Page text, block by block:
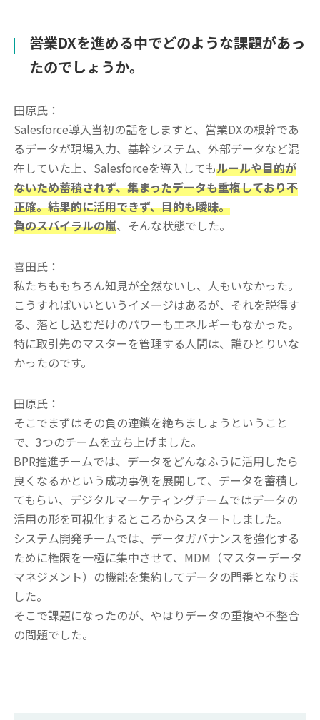
――営業DXを進める中でどのような課題があっ
たのでしょうか。
田原氏：
Salesforce導入当初の話をしますと、営業DXの根幹であ
るデータが現場入力、基幹システム、外部データなど混
在していた上、Salesforceを導入してもルールや目的が
ないため蓄積されず、集まったデータも重複しており不
正確。結果的に活用できず、目的も曖昧。
負のスパイラルの嵐、そんな状態でした。
喜田氏：
私たちももちろん知見が全然ないし、人もいなかった。
こうすればいいというイメージはあるが、それを説得す
る、落とし込むだけのパワーもエネルギーもなかった。
特に取引先のマスターを管理する人間は、誰ひとりいな
かったのです。
田原氏：
そこでまずはその負の連鎖を絶ちましょうということ
で、3つのチームを立ち上げました。
BPR推進チームでは、データをどんなふうに活用したら
良くなるかという成功事例を展開して、データを蓄積し
てもらい、デジタルマーケティングチームではデータの
活用の形を可視化するところからスタートしました。
システム開発チームでは、データガバナンスを強化する
ために権限を一極に集中させて、MDM（マスターデータ
マネジメント）の機能を集約してデータの門番となりま
した。
そこで課題になったのが、やはりデータの重複や不整合
の問題でした。